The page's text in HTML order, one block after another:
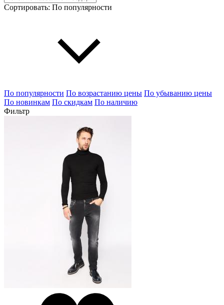
Сортировать: По популярности
По популярности По возрастанию цены По убыванию цены
По новинкам По скидкам По наличию
Фильтр